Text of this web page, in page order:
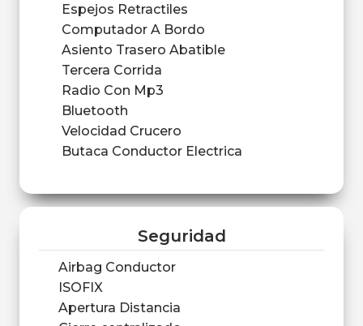
Espejos Retractiles
Computador A Bordo
Asiento Trasero Abatible
Tercera Corrida
Radio Con Mp3
Bluetooth
Velocidad Crucero
Butaca Conductor Electrica
Seguridad
Airbag Conductor
ISOFIX
Apertura Distancia